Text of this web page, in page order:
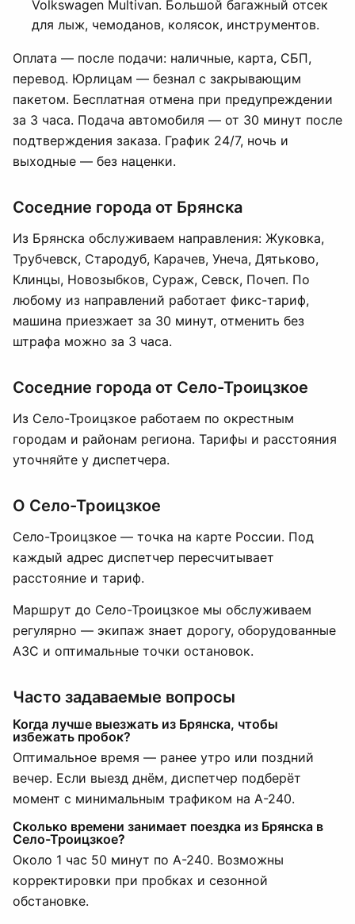
Volkswagen Multivan. Большой багажный отсек
для лыж, чемоданов, колясок, инструментов.
Оплата — после подачи: наличные, карта, СБП,
перевод. Юрлицам — безнал с закрывающим
пакетом. Бесплатная отмена при предупреждении
за 3 часа. Подача автомобиля — от 30 минут после
подтверждения заказа. График 24/7, ночь и
выходные — без наценки.
Соседние города от Брянска
Из Брянска обслуживаем направления: Жуковка,
Трубчевск, Стародуб, Карачев, Унеча, Дятьково,
Клинцы, Новозыбков, Сураж, Севск, Почеп. По
любому из направлений работает фикс-тариф,
машина приезжает за 30 минут, отменить без
штрафа можно за 3 часа.
Соседние города от Село-Троицзкое
Из Село-Троицзкое работаем по окрестным
городам и районам региона. Тарифы и расстояния
уточняйте у диспетчера.
О Село-Троицзкое
Село-Троицзкое — точка на карте России. Под
каждый адрес диспетчер пересчитывает
расстояние и тариф.
Маршрут до Село-Троицзкое мы обслуживаем
регулярно — экипаж знает дорогу, оборудованные
АЗС и оптимальные точки остановок.
Часто задаваемые вопросы
Когда лучше выезжать из Брянска, чтобы
избежать пробок?
Оптимальное время — ранее утро или поздний
вечер. Если выезд днём, диспетчер подберёт
момент с минимальным трафиком на А-240.
Сколько времени занимает поездка из Брянска в
Село-Троицзкое?
Около 1 час 50 минут по А-240. Возможны
корректировки при пробках и сезонной
обстановке.